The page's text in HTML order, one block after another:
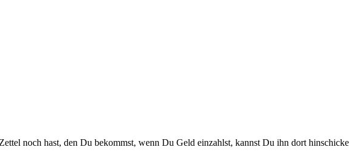
noch hast, den Du bekommst, wenn Du Geld einzahlst, kannst Du ihn dort